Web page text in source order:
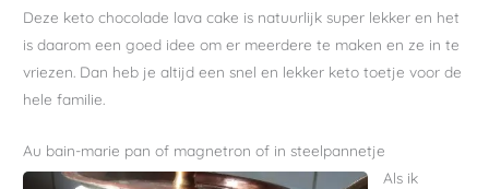
Deze keto chocolade lava cake is natuurlijk super lekker en het
is daarom een goed idee om er meerdere te maken en ze in te
vriezen. Dan heb je altijd een snel en lekker keto toetje voor de
hele familie.
Au bain-marie pan of magnetron of in steelpannetje
Als ik